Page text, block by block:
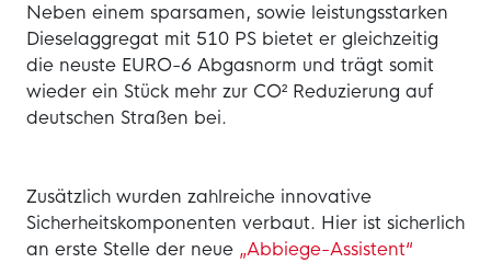
Neben einem sparsamen, sowie leistungsstarken
Dieselaggregat mit 510 PS bietet er gleichzeitig
die neuste EURO-6 Abgasnorm und trägt somit
wieder ein Stück mehr zur CO² Reduzierung auf
deutschen Straßen bei.
Zusätzlich wurden zahlreiche innovative
Sicherheitskomponenten verbaut. Hier ist sicherlich
an erste Stelle der neue „Abbiege-Assistent“